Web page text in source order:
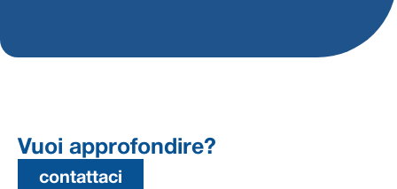
Vuoi approfondire?
contattaci